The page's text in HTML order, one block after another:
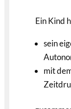
Ein Kind
sein
mit